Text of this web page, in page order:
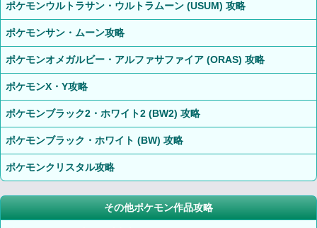
ポケモンウルトラサン・ウルトラムーン (USUM) 攻略
ポケモンサン・ムーン攻略
ポケモンオメガルビー・アルファサファイア (ORAS) 攻略
ポケモンX・Y攻略
ポケモンブラック2・ホワイト2 (BW2) 攻略
ポケモンブラック・ホワイト (BW) 攻略
ポケモンクリスタル攻略
その他ポケモン作品攻略